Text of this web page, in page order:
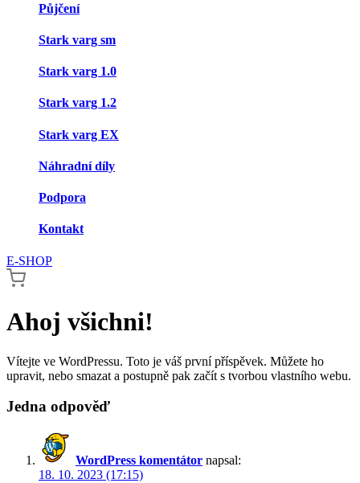
Půjčení
Stark varg sm
Stark varg 1.0
Stark varg 1.2
Stark varg EX
Náhradní díly
Podpora
Kontakt
E-SHOP
Ahoj všichni!
Vítejte ve WordPressu. Toto je váš první příspěvek. Můžete ho
upravit, nebo smazat a postupně pak začít s tvorbou vlastního webu.
Jedna odpověď
WordPress komentátor napsal:
18. 10. 2023 (17:15)